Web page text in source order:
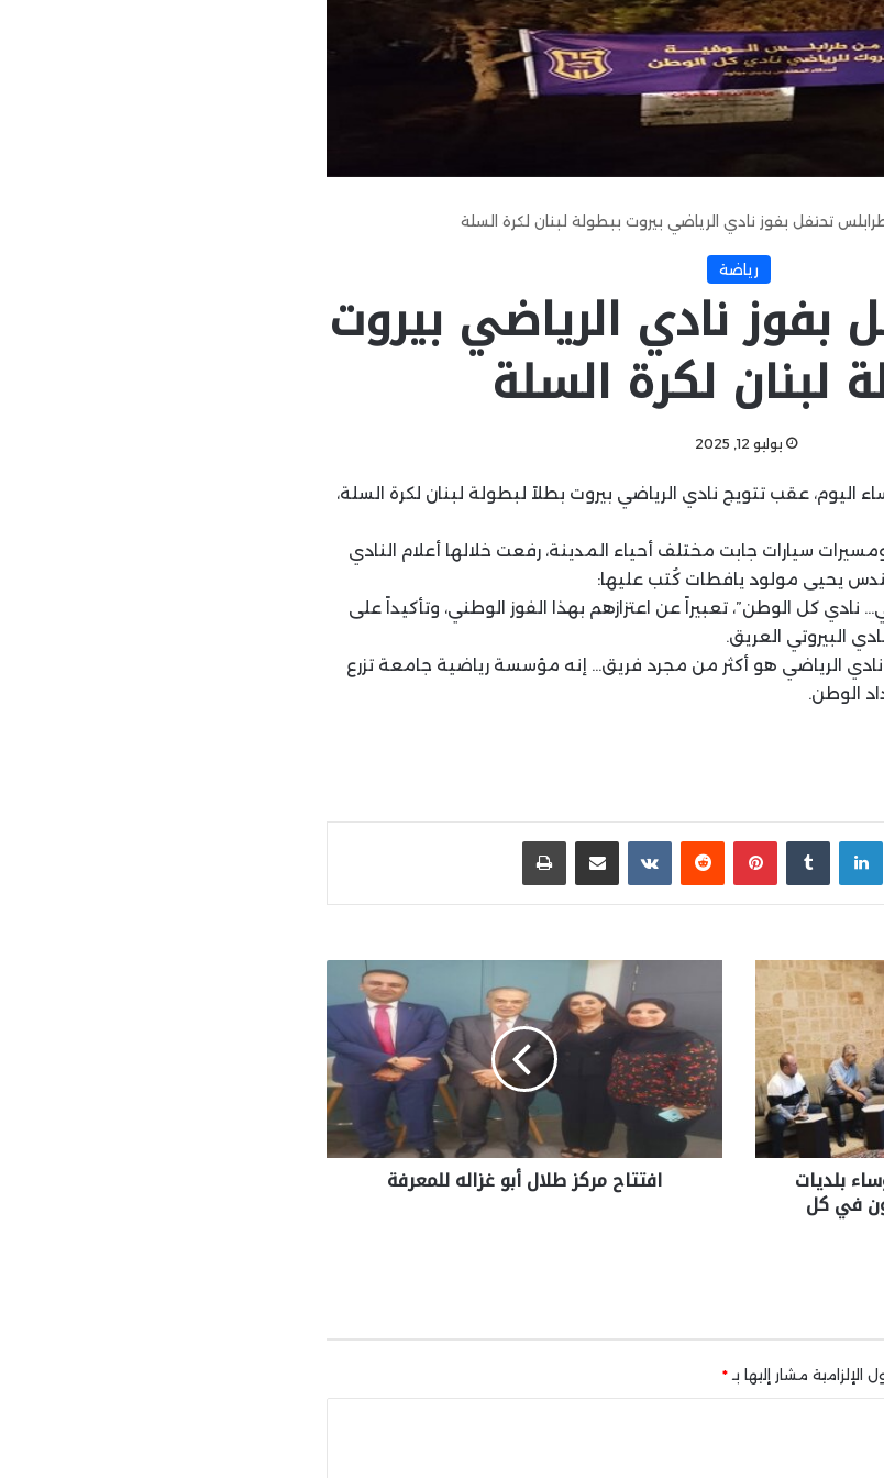
تحتفل بفوز نادي الرياضي بيروت ببطولة لبنان لكرة السلة
رياضة
بفوز نادي الرياضي بيروت
لبنان لكرة السلة
يوليو 12, 2025
عقب تتويج نادي الرياضي بيروت بطلاً لبطولة لبنان لكرة السلة،
سيارات جابت مختلف أحياء المدينة، رفعت خلالها أعلام النادي
يحيى مولود يافطات كُتب عليها:
كل الوطن”، تعبيراً عن اعتزازهم بهذا الفوز الوطني، وتأكيداً على
البيروتي العريق.
نادي الرياضي هو أكثر من مجرد فريق… إنه مؤسسة رياضية جامعة تزرع
الوطن.
لينكدإن بينتيريست مشاركة عبر البريد طباعة
بلديات
في كل
افتتاح مركز طلال أبو غزاله للمعرفة
الإلزامية مشار إليها بـ *